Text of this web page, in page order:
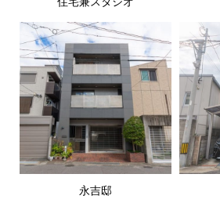
永吉邸